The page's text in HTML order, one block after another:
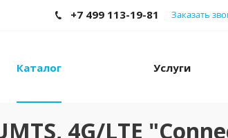
+7 499 113-19-81 Заказать
Каталог Услуги
4G/LTE